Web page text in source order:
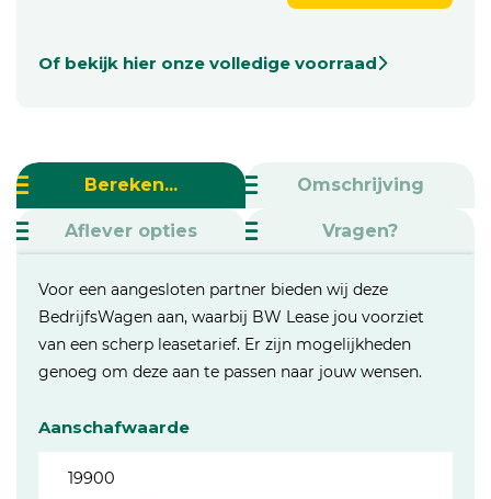
Of bekijk hier onze volledige voorraad
Bereken... Omschrijving
Aflever opties Vragen?
Voor een aangesloten partner bieden wij deze
BedrijfsWagen aan, waarbij BW Lease jou voorziet
van een scherp leasetarief. Er zijn mogelijkheden
genoeg om deze aan te passen naar jouw wensen.
Aanschafwaarde